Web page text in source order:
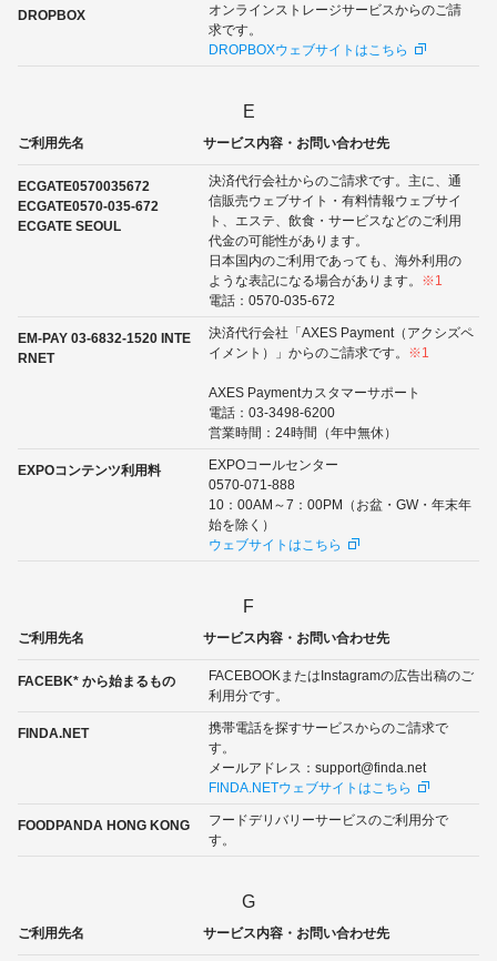
DROPBOX
オンラインストレージサービスからのご請
求です。
DROPBOXウェブサイトはこちら
E
ご利用先名 サービス内容・お問い合わせ先
ECGATE0570035672
ECGATE0570-035-672
ECGATE SEOUL
決済代行会社からのご請求です。主に、通
信販売ウェブサイト・有料情報ウェブサイ
ト、エステ、飲食・サービスなどのご利用
代金の可能性があります。
日本国内のご利用であっても、海外利用の
ような表記になる場合があります。 ※1
電話：0570-035-672
EM-PAY 03-6832-1520 INTE
RNET
決済代行会社「AXES Payment（アクシズペ
イメント）」からのご請求です。 ※1
AXES Paymentカスタマーサポート
電話：03-3498-6200
営業時間：24時間（年中無休）
EXPOコンテンツ利用料
EXPOコールセンター
0570-071-888
10：00AM～7：00PM（お盆・GW・年末年
始を除く）
ウェブサイトはこちら
F
ご利用先名 サービス内容・お問い合わせ先
FACEBK* から始まるもの
FACEBOOKまたはInstagramの広告出稿のご
利用分です。
FINDA.NET
携帯電話を探すサービスからのご請求で
す。
メールアドレス：support@finda.net
FINDA.NETウェブサイトはこちら
FOODPANDA HONG KONG
フードデリバリーサービスのご利用分で
す。
G
ご利用先名 サービス内容・お問い合わせ先